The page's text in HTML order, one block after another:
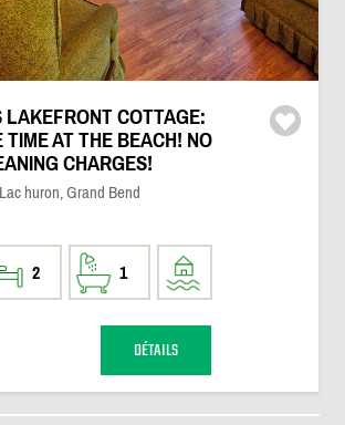
LAKEFRONT COTTAGE:
TIME AT THE BEACH! NO
CHARGES!
huron, Grand Bend
2 1
DÉTAILS